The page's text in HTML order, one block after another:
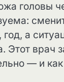
головы
год, а
Этот
— и